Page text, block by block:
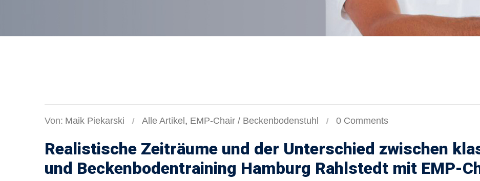
Von: Maik Piekarski Alle Artikel , EMP-Chair / Beckenbodenstuhl 0 Comments
Realistische Zeiträume und der Unterschied zwischen
und Beckenbodentraining Hamburg Rahlstedt mit EMP-